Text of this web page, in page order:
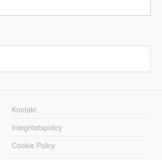
Kontakt
Integritetspolicy
Cookie Policy